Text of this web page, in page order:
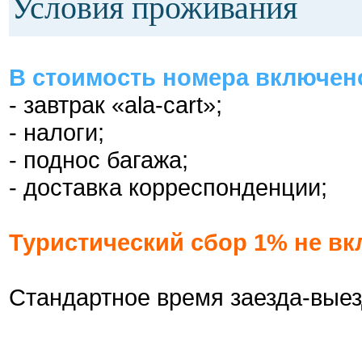
В стоимость номера
- завтрак «ala-cart»;
- налоги;
- поднос багажа;
- доставка корреспонденции;
Туристический сбор 1% не
Стандартное время заезда-